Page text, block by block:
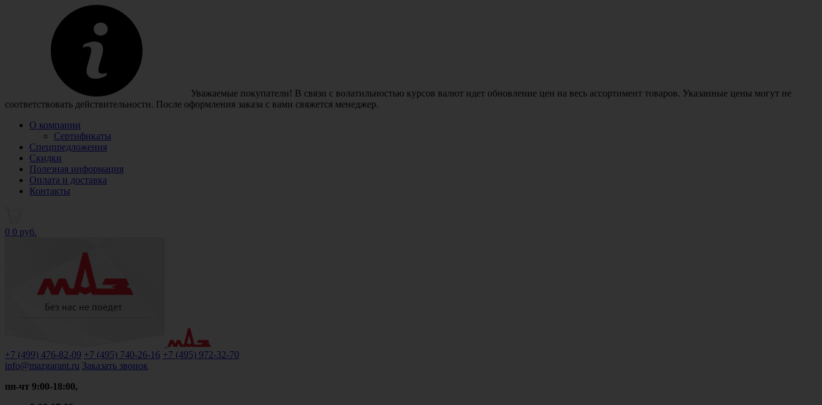
Уважаемые покупатели! В связи с волатильностью курсов валют идет обновление цен на весь ассортимент товаров. Указанные цены могут не
соответствовать действительности. После оформления заказа с вами свяжется менеджер.
О компании
Сертификаты
Спецпредложения
Скидки
Полезная информация
Оплата и доставка
Контакты
0 0 руб.
+7 (499) 476-82-09 +7 (495) 740-26-16 +7 (495) 972-32-70
info@mazgarant.ru Заказать звонок
пн-чт 9:00-18:00,